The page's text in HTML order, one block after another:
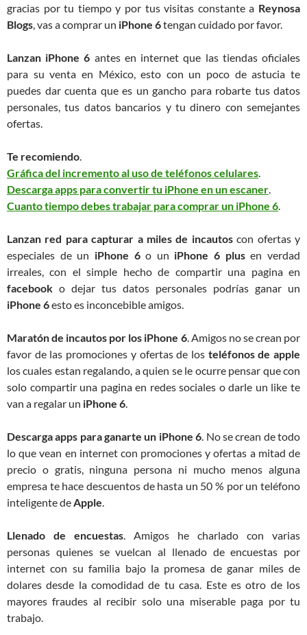
gracias por tu tiempo y por tus visitas constante a Reynosa
Blogs, vas a comprar un iPhone 6tengan cuidado por favor.
Lanzan iPhone 6 antes en internet que las tiendas oficiales
para su venta en México, esto con un poco de astucia te
puedes dar cuenta que es un gancho para robarte tus datos
personales, tus datos bancarios y tu dinero con semejantes
ofertas.
Te recomiendo.
Gráfica del incremento al uso de teléfonos celulares.
Descarga apps para convertir tu iPhone en un escaner.
Cuanto tiempo debes trabajar para comprar un iPhone 6.
Lanzan red para capturar a miles de incautoscon ofertas y
especiales de un iPhone 6o un iPhone 6 plusen verdad
irreales, con el simple hecho de compartir una pagina en
facebook o dejar tus datos personales podrías ganar un
iPhone 6esto es inconcebible amigos.
Maratón de incautos por los iPhone 6. Amigos no se crean por
favor de las promociones y ofertas de los teléfonos de apple
los cuales estan regalando, a quien se le ocurre pensar que con
solo compartir una pagina en redes sociales o darle un like te
van a regalar un iPhone 6.
Descarga apps para ganarte un iPhone 6. No se crean de todo
lo que vean en internet con promociones y ofertas a mitad de
precio o gratis, ninguna persona ni mucho menos alguna
empresa te hace descuentos de hasta un 50 % por un teléfono
inteligente deApple.
Llenado de encuestas. Amigos he charlado con varias
personas quienes se vuelcan al llenado de encuestas por
internet con su familia bajo la promesa de ganar miles de
dolares desde la comodidad de tu casa. Este es otro de los
mayores fraudes al recibir solo una miserable paga por tu
trabajo.